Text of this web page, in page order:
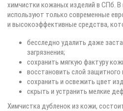
химчистки кожаных изделий в СПб. В
используют только современные
и высокоэффективные средства,
бесследно удалить даже
загрязнения;
сохранить мягкую фактуру
восстановить слой защитного
сохранить и освежить цвет
скрыть и устранить мелкие
Химчистка дубленок из кожи,